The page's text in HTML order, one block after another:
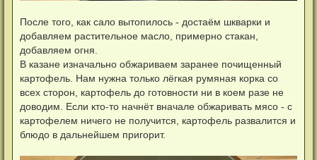
После того, как сало вытопилось - достаём шкварки и
добавляем растительное масло, примерно стакан,
добавляем огня.
В казане изначально обжариваем заранее почищенный
картофель. Нам нужна только лёгкая румяная корка со
всех сторон, картофель до готовности ни в коем разе не
доводим. Если кто-то начнёт вначале обжаривать мясо - с
картофелем ничего не получится, картофель развалится и
блюдо в дальнейшем пригорит.